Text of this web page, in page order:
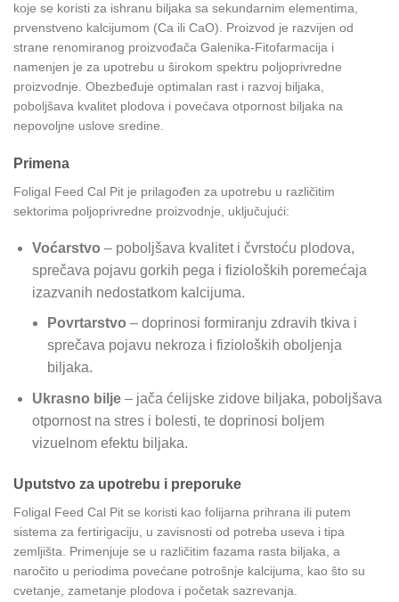
koje se koristi za ishranu biljaka sa sekundarnim elementima,
prvenstveno kalcijumom (Ca ili CaO). Proizvod je razvijen od
strane renomiranog proizvođača Galenika-Fitofarmacija i
namenjen je za upotrebu u širokom spektru poljoprivredne
proizvodnje. Obezbeđuje optimalan rast i razvoj biljaka,
poboljšava kvalitet plodova i povećava otpornost biljaka na
nepovoljne uslove sredine.
Primena
Foligal Feed Cal Pit je prilagođen za upotrebu u različitim
sektorima poljoprivredne proizvodnje, uključujući:
Voćarstvo – poboljšava kvalitet i čvrstoću plodova,
sprečava pojavu gorkih pega i fizioloških poremećaja
izazvanih nedostatkom kalcijuma.
Povrtarstvo – doprinosi formiranju zdravih tkiva i
sprečava pojavu nekroza i fizioloških oboljenja
biljaka.
Ukrasno bilje– jača ćelijske zidove biljaka, poboljšava
otpornost na stres i bolesti, te doprinosi boljem
vizuelnom efektu biljaka.
Uputstvo za upotrebu i preporuke
Foligal Feed Cal Pit se koristi kao folijarna prihrana ili putem
sistema za fertirigaciju, u zavisnosti od potreba useva i tipa
zemljišta. Primenjuje se u različitim fazama rasta biljaka, a
naročito u periodima povećane potrošnje kalcijuma, kao što su
cvetanje, zametanje plodova i početak sazrevanja.